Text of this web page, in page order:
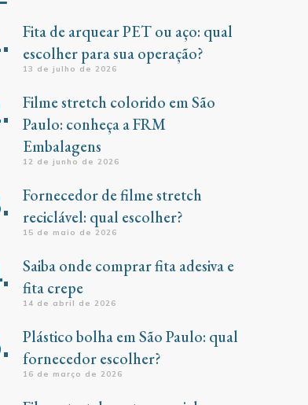
Fita de arquear PET ou aço: qual
escolher para sua operação?
13 de julho de 2026
Filme stretch colorido em São
Paulo: conheça a FRM
Embalagens
12 de junho de 2026
Fornecedor de filme stretch
reciclável: qual escolher?
15 de maio de 2026
Saiba onde comprar fita adesiva e
fita crepe
14 de abril de 2026
Plástico bolha em São Paulo: qual
fornecedor escolher?
16 de março de 2026